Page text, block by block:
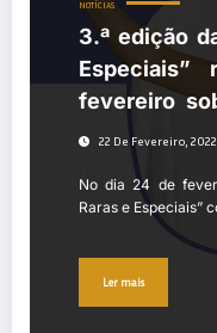
NOTÍCIAS
3.ª edição
fevereiro
Presente e
o Futuro”
22 De Fevereiro, 2022
No dia 24 de
Raras e Especiais”
Ler mais